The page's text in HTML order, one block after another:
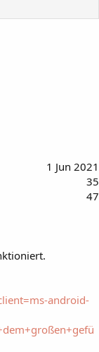
1 Jun 2021
35
47
android-